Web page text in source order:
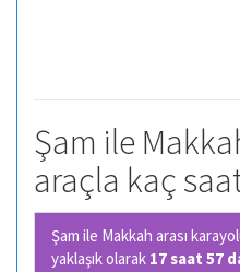
Şam ile
araçla kaç
Şam ile Makkah arası
yaklaşık olarak 17 saat 57